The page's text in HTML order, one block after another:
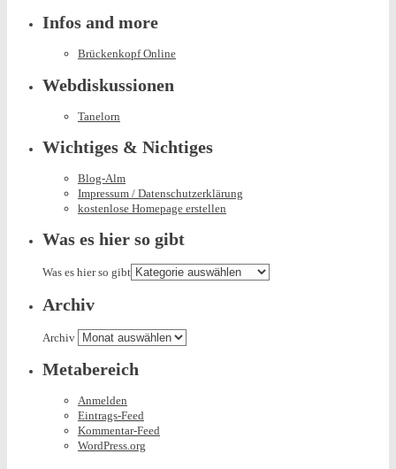
Infos and more
Brückenkopf Online
Webdiskussionen
Tanelorn
Wichtiges & Nichtiges
Blog-Alm
Impressum / Datenschutzerklärung
kostenlose Homepage erstellen
Was es hier so gibt
Was es hier so gibt
Archiv
Archiv
Metabereich
Anmelden
Eintrags-Feed
Kommentar-Feed
WordPress.org